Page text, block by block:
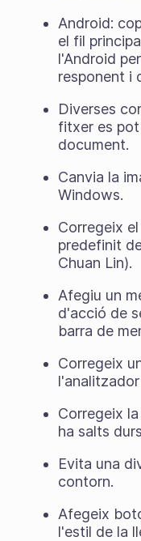
Android:
el fil
l'Android
responent i
Diverses
fitxer es pot
document.
Canvia la
Windows.
Corregeix
predefinit
Chuan Lin).
Afegiu un
d'acció de
barra de
Corregeix
Corregeix
ha salts
Evita una
contorn.
Afegeix
l'estil de la